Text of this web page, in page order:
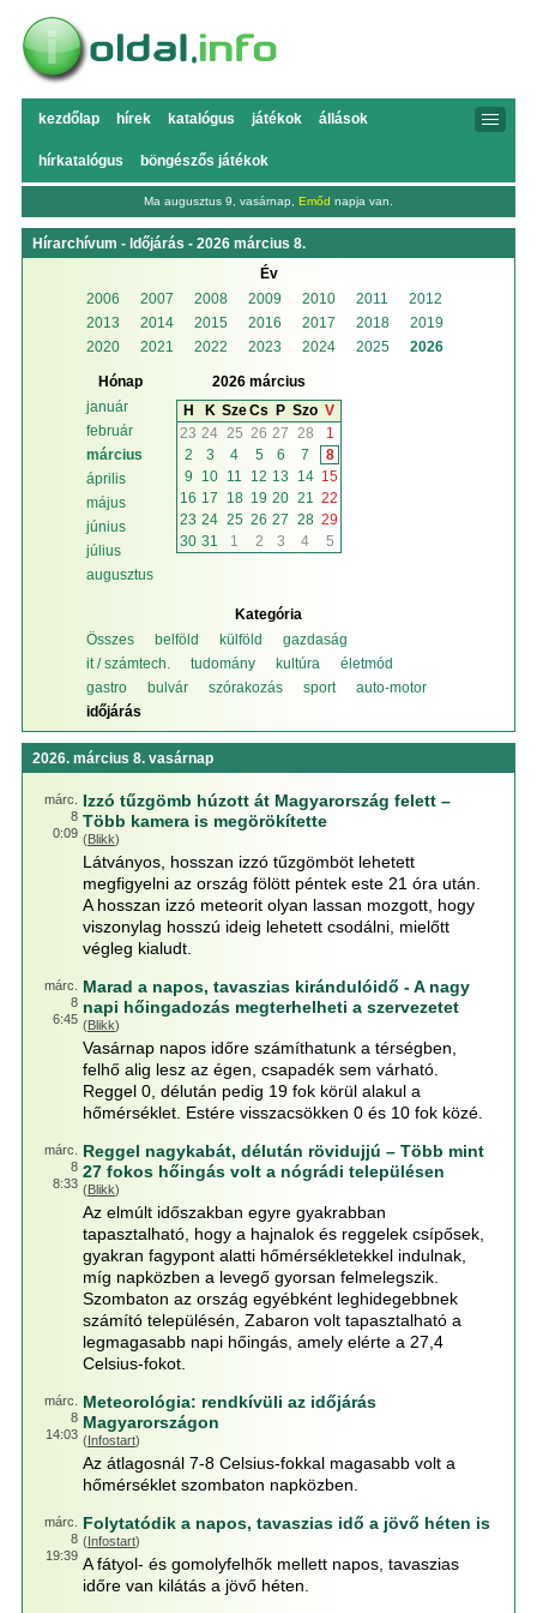
kezdőlap hírek katalógus játékok állások
hírkatalógus böngészős játékok
Ma augusztus 9, vasárnap, Emőd napja van.
Hírarchívum - Időjárás - 2026 március 8.
Év
2006
2007 2008 2009 2010 2011
2012
2013
2014 2015 2016 2017 2018
2019
2020
2021 2022 2023 2024 2025 2026
Hónap
január
február
március
április
május
június
július
augusztus
2026 március
H
K SzeCs P Szo V
23 24 25 26 27 28
1
2
3 4 5 6 7
8
9
10 11 12 13 14 15
16 17 18 19 20 21
22
23 24 25 26 27 28 29
30 31 1 2 3 4 5
Kategória
Összes
belföld külföld
gazdaság
it / számtech.
tudomány kultúra
életmód
gastro
bulvár szórakozás sport
auto-motor
időjárás
2026. március 8. vasárnap
márc.
8
0:09
Izzó tűzgömb húzott át Magyarország felett –
Több kamera is megörökítette
(Blikk)
Látványos, hosszan izzó tűzgömböt lehetett
megfigyelni az ország fölött péntek este 21 óra után.
A hosszan izzó meteorit olyan lassan mozgott, hogy
viszonylag hosszú ideig lehetett csodálni, mielőtt
végleg kialudt.
márc.
8
6:45
Marad a napos, tavaszias kirándulóidő - A nagy
napi hőingadozás megterhelheti a szervezetet
(Blikk)
Vasárnap napos időre számíthatunk a térségben,
felhő alig lesz az égen, csapadék sem várható.
Reggel 0, délután pedig 19 fok körül alakul a
hőmérséklet. Estére visszacsökken 0 és 10 fok közé.
márc.
8
8:33
Reggel nagykabát, délután rövidujjú – Több mint
27 fokos hőingás volt a nógrádi településen
(Blikk)
Az elmúlt időszakban egyre gyakrabban
tapasztalható, hogy a hajnalok és reggelek csípősek,
gyakran fagypont alatti hőmérsékletekkel indulnak,
míg napközben a levegő gyorsan felmelegszik.
Szombaton az ország egyébként leghidegebbnek
számító településén, Zabaron volt tapasztalható a
legmagasabb napi hőingás, amely elérte a 27,4
Celsius-fokot.
márc.
8
14:03
Meteorológia: rendkívüli az időjárás
Magyarországon
(Infostart)
Az átlagosnál 7-8 Celsius-fokkal magasabb volt a
hőmérséklet szombaton napközben.
márc.
8
19:39
Folytatódik a napos, tavaszias idő a jövő héten is
(Infostart)
A fátyol- és gomolyfelhők mellett napos, tavaszias
időre van kilátás a jövő héten.